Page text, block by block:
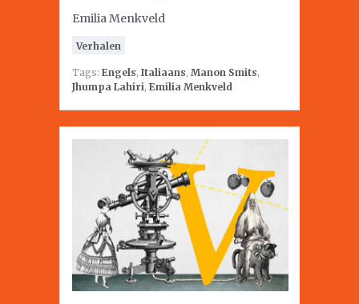
Emilia Menkveld
Verhalen
Tags: Engels, Italiaans, Manon Smits,
Jhumpa Lahiri, Emilia Menkveld